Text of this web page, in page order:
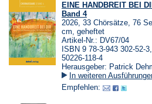
EINE HANDBREIT BEI
Band 4
2026, 33 Chörsätze, 76
cm, geheftet
Artikel-Nr.: DV67/04
ISBN 9 78-3-943 302-52-
50226-118-4
Herausgeber: Patrick
In weiteren
Empfehlen: